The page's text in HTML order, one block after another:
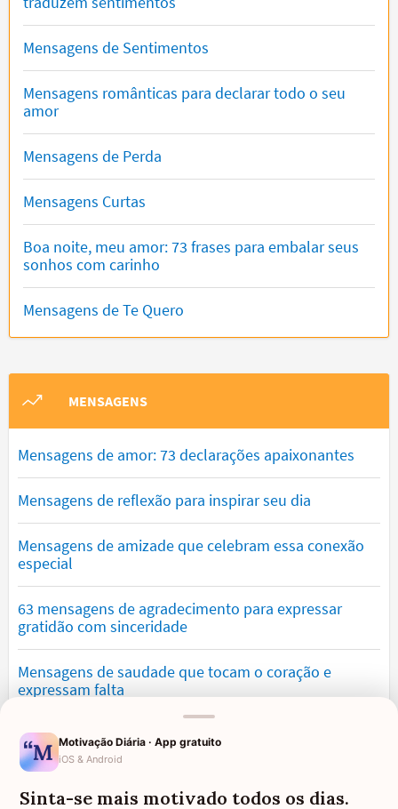
Mensagens de Sentimentos
Mensagens românticas para declarar todo o seu
amor
Mensagens de Perda
Mensagens Curtas
Boa noite, meu amor: 73 frases para embalar seus
sonhos com carinho
Mensagens de Te Quero
MENSAGENS
Mensagens de amor: 73 declarações apaixonantes
Mensagens de reflexão para inspirar seu dia
Mensagens de amizade que celebram essa conexão
especial
63 mensagens de agradecimento para expressar
gratidão com sinceridade
Mensagens de saudade que tocam o coração e
expressam falta
Mensagens de otimismo que vão encher você de
confiança
Mensagens para namorado: declare o seu amor com
Motivação Diária · App gratuito
iOS & Android
Sinta-se mais motivado todos os dias.